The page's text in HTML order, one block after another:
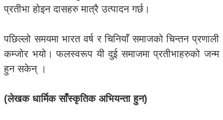
प्रतीभा होइन दासहरु मात्रै उत्पादन गर्छ।
पछिल्लो समयमा भारत वर्ष र चिनियाँ समाजको चिन्तन प्रणाली
कम्जोर भयो। फलस्वरूप यी दुई समाजमा प्रतीभाहरुको जन्म
हुन सकेन् ।
(लेखक धार्मिक साँस्कृतिक अभियन्ता हुन)